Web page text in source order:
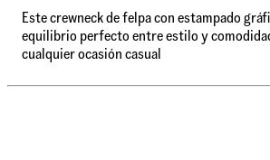
Este crewneck de felpa con estampado
equilibrio perfecto entre estilo y
cualquier ocasión casual